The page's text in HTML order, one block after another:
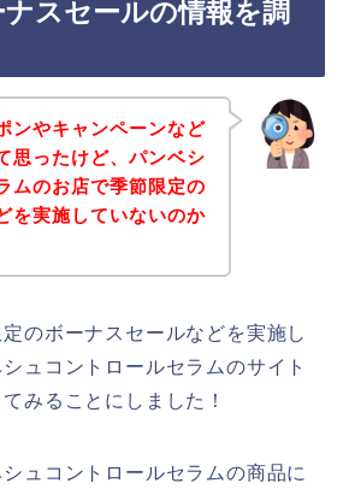
スセールの情報を調
ンやキャンペーンなど
思ったけど、パンベシ
ムのお店で季節限定の
を実施していないのか
のボーナスセールなどを実施し
ュコントロールセラムのサイト
みることにしました！
ュコントロールセラムの商品に